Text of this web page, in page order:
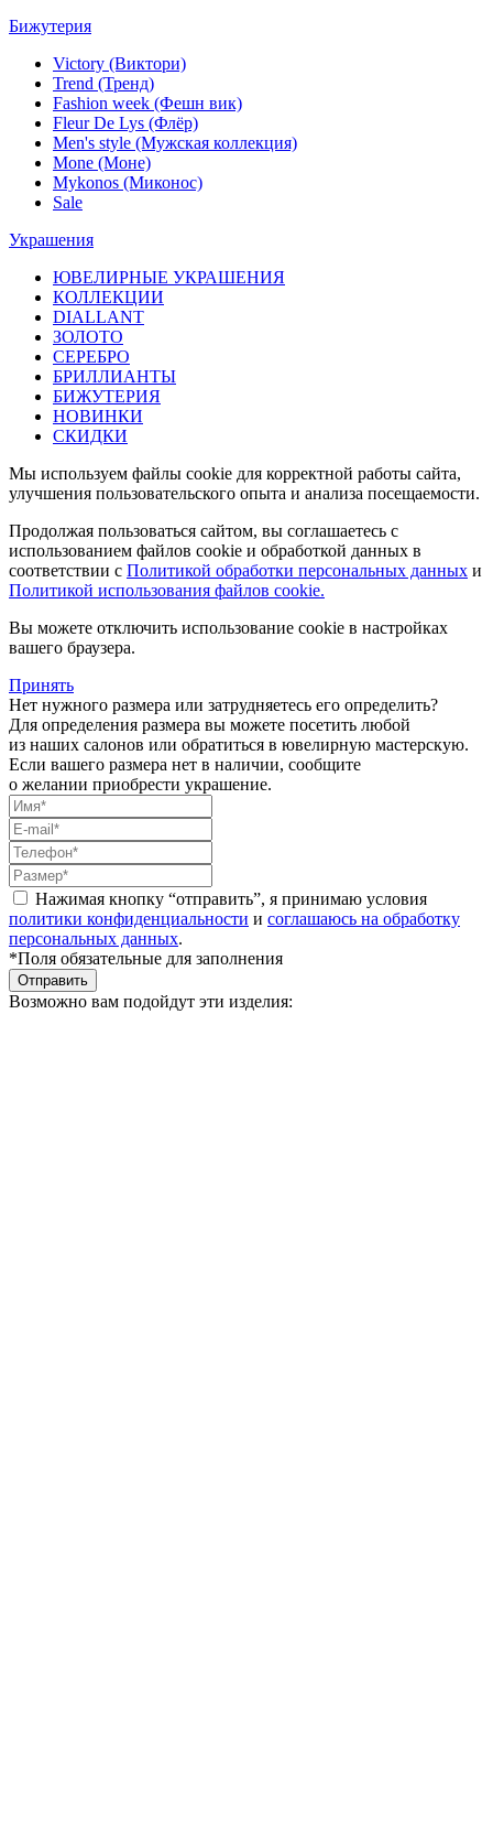
Бижутерия
Victory (Виктори)
Trend (Тренд)
Fashion week (Фешн вик)
Fleur De Lys (Флёр)
Men's style (Мужская коллекция)
Mone (Моне)
Mykonos (Миконос)
Sale
Украшения
ЮВЕЛИРНЫЕ УКРАШЕНИЯ
КОЛЛЕКЦИИ
DIALLANT
ЗОЛОТО
СЕРЕБРО
БРИЛЛИАНТЫ
БИЖУТЕРИЯ
НОВИНКИ
СКИДКИ
Мы используем файлы cookie для корректной работы сайта,
улучшения пользовательского опыта и анализа посещаемости.
Продолжая пользоваться сайтом, вы соглашаетесь с
использованием файлов cookie и обработкой данных в
соответствии с Политикой обработки персональных данных и
Политикой использования файлов cookie.
Вы можете отключить использование cookie в настройках
вашего браузера.
Принять
Нет нужного размера или затрудняетесь его определить?
Для определения размера вы можете посетить любой
из наших салонов или обратиться в ювелирную мастерскую.
Если вашего размера нет в наличии, сообщите
о желании приобрести украшение.
Нажимая кнопку “отправить”, я принимаю условия
политики конфиденциальности и соглашаюсь на обработку
персональных данных.
*Поля обязательные для заполнения
Отправить
Возможно вам подойдут эти изделия: